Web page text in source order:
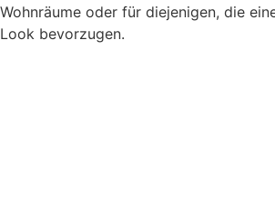
Wohnräume oder für diejenigen, die
Look bevorzugen.